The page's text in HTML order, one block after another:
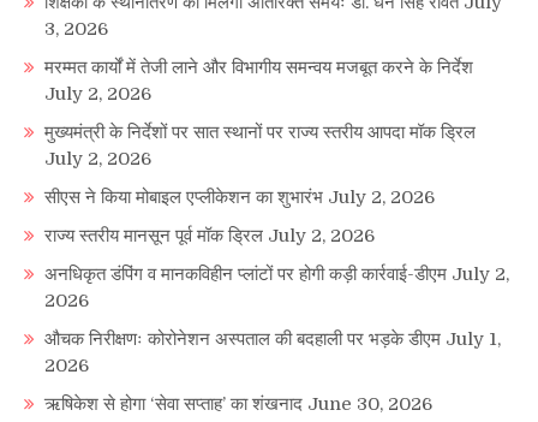
3, 2026
मरम्मत कार्यों में तेजी लाने और विभागीय समन्वय मजबूत करने के निर्देश
July 2, 2026
मुख्यमंत्री के निर्देशों पर सात स्थानों पर राज्य स्तरीय आपदा मॉक ड्रिल
July 2, 2026
सीएस ने किया मोबाइल एप्लीकेशन का शुभारंभ July 2, 2026
राज्य स्तरीय मानसून पूर्व मॉक ड्रिल July 2, 2026
अनधिकृत डंपिंग व मानकविहीन प्लांटों पर होगी कड़ी कार्रवाई-डीएम July 2,
2026
औचक निरीक्षणः कोरोनेशन अस्पताल की बदहाली पर भड़के डीएम July 1,
2026
ऋषिकेश से होगा ‘सेवा सप्ताह’ का शंखनाद June 30, 2026